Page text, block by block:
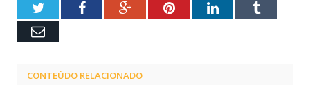
TwitterFacebookGoogle+PinterestLinkedInTumblr
Email
CONTEÚDO RELACIONADO